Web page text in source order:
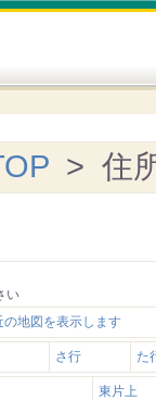
> 住
い
地図を表示します
さ行 た
東片上